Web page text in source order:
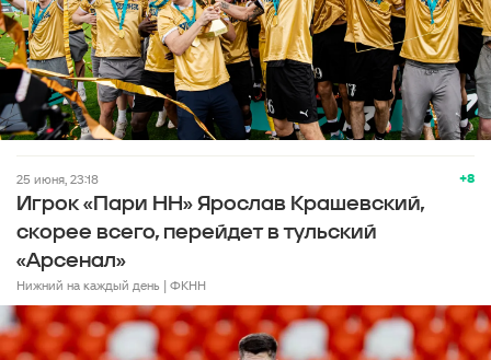
+8
25 июня, 23:18
Игрок «Пари НН» Ярослав Крашевский,
скорее всего, перейдет в тульский
«Арсенал»
Нижний на каждый день | ФКНН